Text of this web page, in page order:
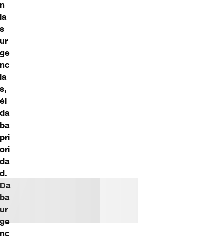
n
la
s
ur
ge
nc
ia
s,
él
da
ba
pri
ori
da
d.
Da
ba
ur
ge
nc